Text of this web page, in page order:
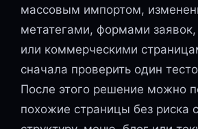
массовым импортом,
метатегами, формами
или коммерческими
сначала проверить один
После этого решение можно
похожие страницы без риска